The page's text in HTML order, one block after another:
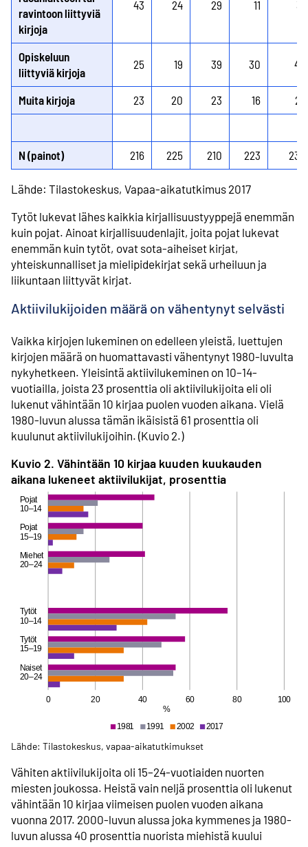
ravintoon liittyviä
kirjoja
43 24 29 11 31
Opiskeluun
liittyviä kirjoja
25 19 39 30 44
Muita kirjoja 23 20 23 16 27
N (painot) 216 225 210 223 235
Lähde: Tilastokeskus, Vapaa-aikatutkimus 2017
Tytöt lukevat lähes kaikkia kirjallisuustyyppejä enemmän
kuin pojat. Ainoat kirjallisuudenlajit, joita pojat lukevat
enemmän kuin tytöt, ovat sota-aiheiset kirjat,
yhteiskunnalliset ja mielipidekirjat sekä urheiluun ja
liikuntaan liittyvät kirjat.
Aktiivilukijoiden määrä on vähentynyt selvästi
Vaikka kirjojen lukeminen on edelleen yleistä, luettujen
kirjojen määrä on huomattavasti vähentynyt 1980-luvulta
nykyhetkeen. Yleisintä aktiivilukeminen on 10–14-
vuotiailla, joista 23 prosenttia oli aktiivilukijoita eli oli
lukenut vähintään 10 kirjaa puolen vuoden aikana. Vielä
1980-luvun alussa tämän ikäisistä 61 prosenttia oli
kuulunut aktiivilukijoihin. (Kuvio 2.)
Kuvio 2. Vähintään 10 kirjaa kuuden kuukauden
aikana lukeneet aktiivilukijat, prosenttia
Lähde: Tilastokeskus, vapaa-aikatutkimukset
Vähiten aktiivilukijoita oli 15–24-vuotiaiden nuorten
miesten joukossa. Heistä vain neljä prosenttia oli lukenut
vähintään 10 kirjaa viimeisen puolen vuoden aikana
vuonna 2017. 2000-luvun alussa joka kymmenes ja 1980-
luvun alussa 40 prosenttia nuorista miehistä kuului